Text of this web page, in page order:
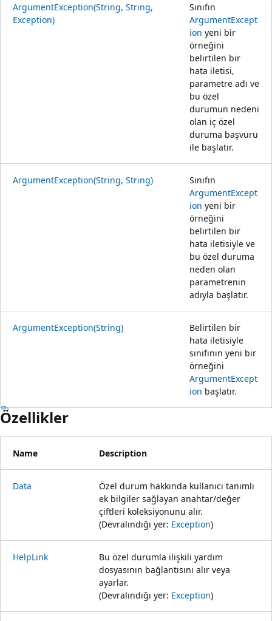
ArgumentException(String, String,
Exception)
Sınıfın
ArgumentExcept
ion yeni bir
örneğini
belirtilen bir
hata iletisi,
parametre adı ve
bu özel
durumun nedeni
olan iç özel
duruma başvuru
ile başlatır.
ArgumentException(String, String)
Sınıfın
ArgumentExcept
ion yeni bir
örneğini
belirtilen bir
hata iletisiyle ve
bu özel duruma
neden olan
parametrenin
adıyla başlatır.
ArgumentException(String)
Belirtilen bir
hata iletisiyle
sınıfının yeni bir
örneğini
ArgumentExcept
ion başlatır.
Özellikler
Name Description
Data
Özel durum hakkında kullanıcı tanımlı
ek bilgiler sağlayan anahtar/değer
çiftleri koleksiyonunu alır.
(Devralındığı yer: Exception)
HelpLink
Bu özel durumla ilişkili yardım
dosyasının bağlantısını alır veya
ayarlar.
(Devralındığı yer: Exception)